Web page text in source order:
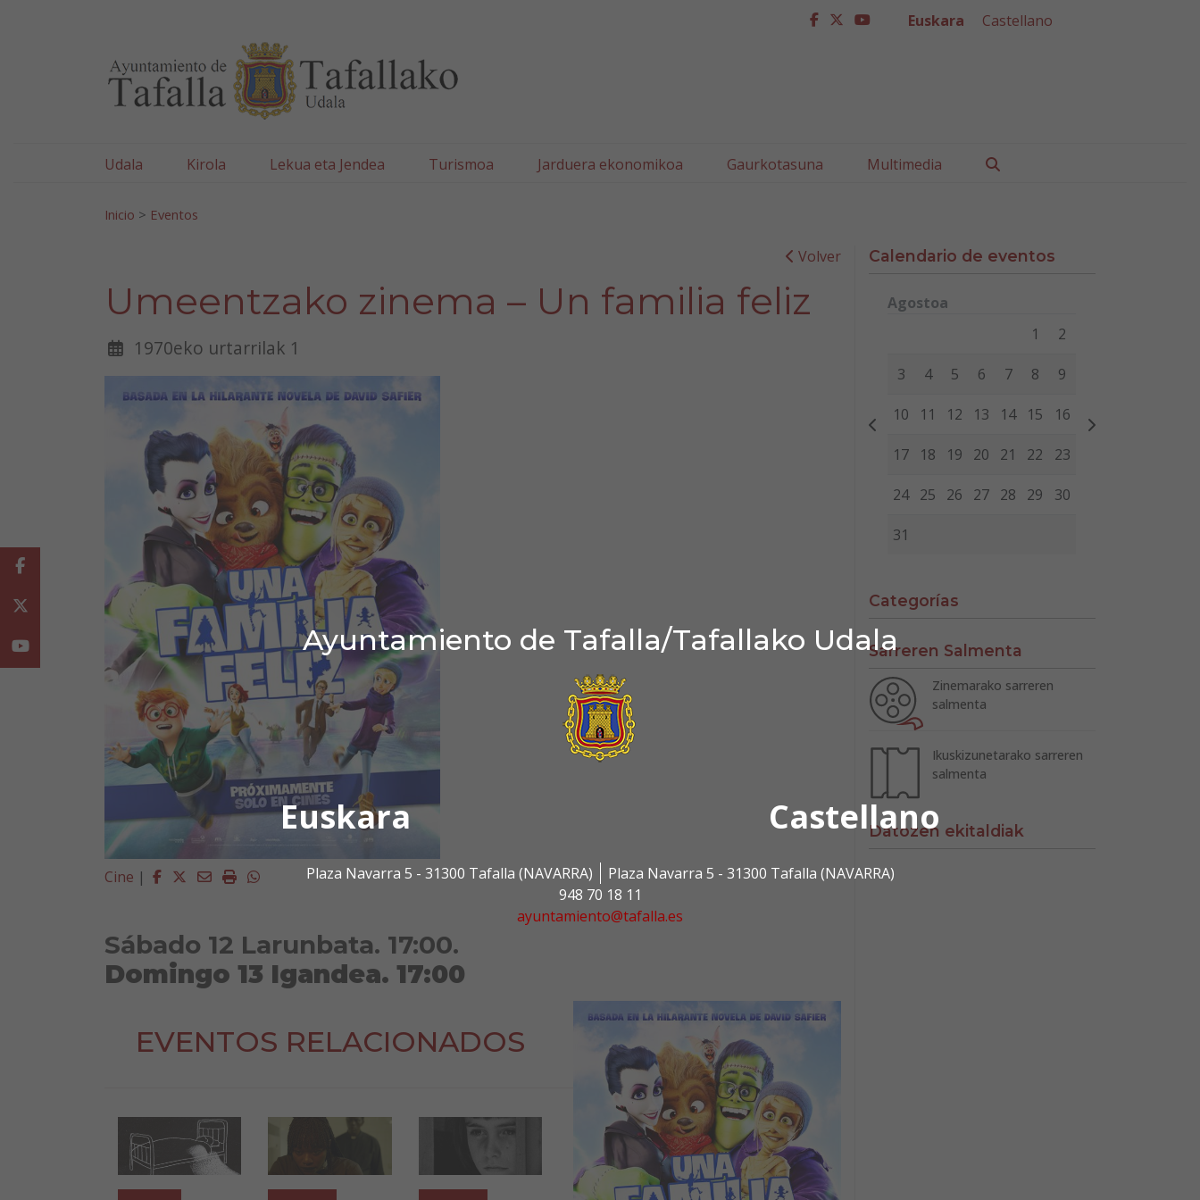
Ayuntamiento de Tafalla/Tafallako Udala
Euskara Castellano
Plaza Navarra 5 - 31300 Tafalla (NAVARRA)
Plaza Navarra 5 - 31300 Tafalla (NAVARRA)
948 70 18 11
ayuntamiento@tafalla.es
facebook
twitter
youtube
Euskara Castellano
Udala Kirola Lekua eta Jendea Turismoa Jarduera ekonomikoa Gaurkotasuna Multimedia
Inicio > Eventos
Volver
Umeentzako zinema – Un familia feliz
1970eko urtarrilak 1
Cine | Facebook
Twitter
EmailImprimirWhatsapp
Sábado 12 Larunbata. 17:00.
Domingo 13 Igandea. 17:00
EVENTOS RELACIONADOS
Calendario de eventos
Agostoa
Miércoles Jueves
1 2
3 4 5 6 7 8 9
10 11 12 13 14 15 16
17 18 19 20 21 22 23
24 25 26 27 28 29 30
31
Categorías
Sarreren Salmenta
Zinemarako sarreren
salmenta
Ikuskizunetarako sarreren
salmenta
Datozen ekitaldiak
Facebook
Youtube